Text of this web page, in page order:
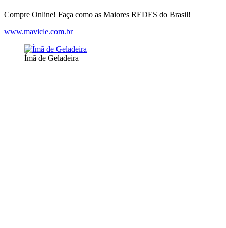
Compre Online! Faça como as Maiores REDES do Brasil!
www.mavicle.com.br
Ímã de Geladeira